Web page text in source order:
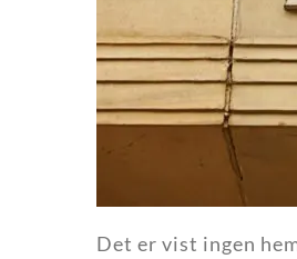
Det er vist ingen